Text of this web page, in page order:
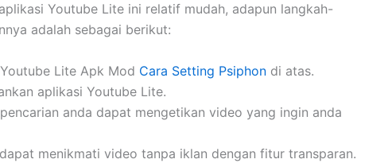
Youtube Lite ini relatif mudah, adapun langkah-
adalah sebagai berikut:
Lite Apk Mod Cara Setting Psiphon di atas.
aplikasi Youtube Lite.
anda dapat mengetikan video yang ingin anda
menikmati video tanpa iklan dengan fitur transparan.